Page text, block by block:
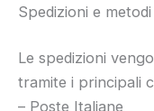
Spedizioni e
Le spedizioni
tramite i principali
– Poste Italiane